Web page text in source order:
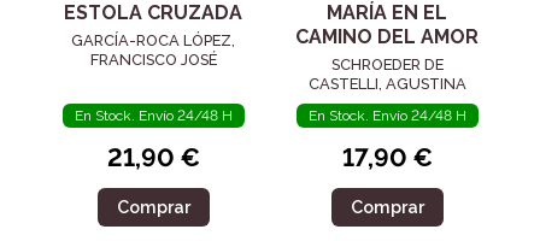
ESTOLA CRUZADA
GARCÍA-ROCA LÓPEZ,
FRANCISCO JOSÉ
En Stock. Envío 24/48 H
21,90 €
Comprar
MARÍA EN EL
CAMINO DEL AMOR
SCHROEDER DE
CASTELLI, AGUSTINA
En Stock. Envío 24/48 H
17,90 €
Comprar